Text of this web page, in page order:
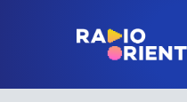
content